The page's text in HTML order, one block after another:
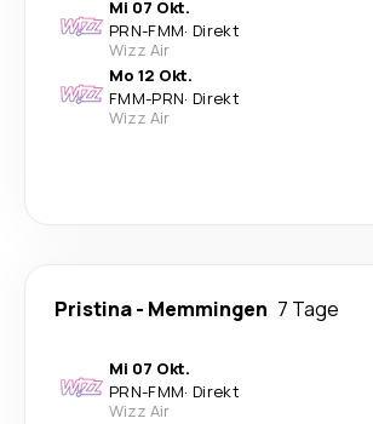
Mi 07 Okt.
PRN-FMM· Direkt
Wizz Air
Mo 12 Okt.
FMM-PRN· Direkt
Wizz Air
Pristina- Memmingen 7 Tage
Mi 07 Okt.
PRN-FMM· Direkt
Wizz Air